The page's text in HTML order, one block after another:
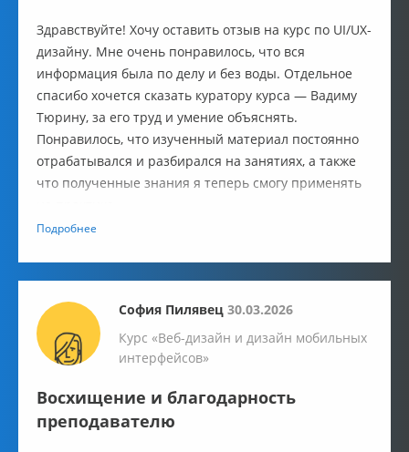
Здравствуйте! Хочу оставить отзыв на курс по UI/UX-
дизайну. Мне очень понравилось, что вся
информация была по делу и без воды. Отдельное
спасибо хочется сказать куратору курса — Вадиму
Тюрину, за его труд и умение объяснять.
Понравилось, что изученный материал постоянно
отрабатывался и разбирался на занятиях, а также
что полученные знания я теперь смогу применять
Подробнее
София Пилявец 30.03.2026
Курс «Веб-дизайн и дизайн мобильных
интерфейсов»
Восхищение и благодарность
преподавателю